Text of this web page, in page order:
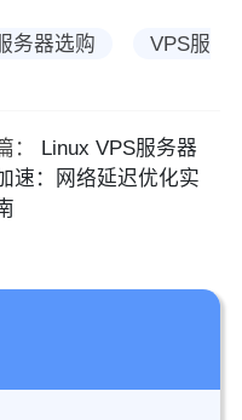
务器选购
VPS服
：
Linux VPS服务器
速：网络延迟优化实